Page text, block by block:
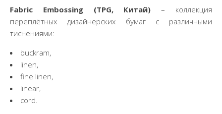
Fabric Embossing(TPG, Китай)– коллекция
переплётных дизайнерских бумаг с различными
тиснениями:
buckram,
linen,
fine linen,
linear,
cord.